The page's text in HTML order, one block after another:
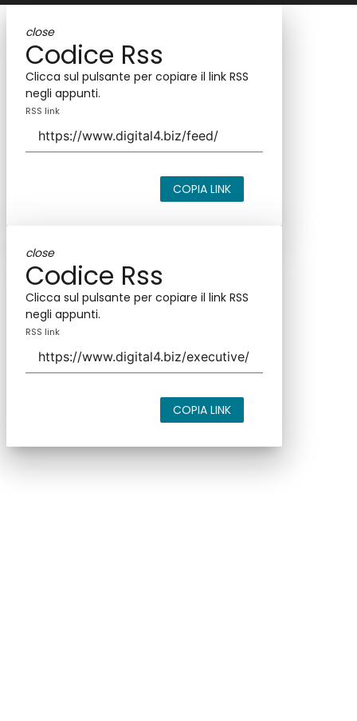
close
Codice Rss
Clicca sul pulsante per copiare il link RSS
negli appunti.
RSS link
COPIA LINK
close
Codice Rss
Clicca sul pulsante per copiare il link RSS
negli appunti.
RSS link
COPIA LINK